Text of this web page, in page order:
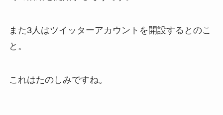
また3人はツイッターアカウントを開設するとのこ
と。
これはたのしみですね。